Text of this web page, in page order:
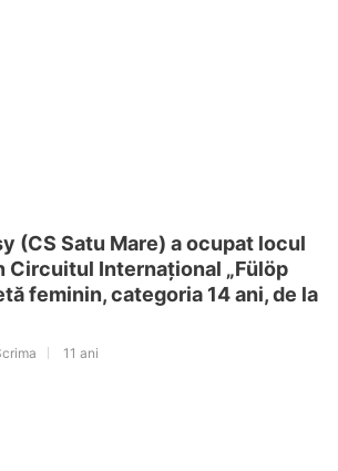
(CS Satu Mare) a ocupat locul
Circuitul Internațional „Fülöp
feminin, categoria 14 ani, de la
11 ani